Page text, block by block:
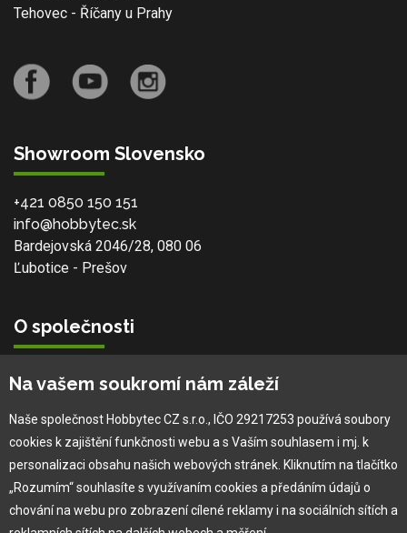
Tehovec - Říčany u Prahy
Showroom Slovensko
+421 0850 150 151
info@hobbytec.sk
Bardejovská 2046/28, 080 06
Ľubotice - Prešov
O společnosti
Vlastní výroba
Náš tým
O nás
Pro zákazníka
Obchodní podmínky
Na vašem soukromí nám záleží
Naše společnost Hobbytec CZ s.r.o., IČO 29217253 používá soubory
cookies k zajištění funkčnosti webu a s Vaším souhlasem i mj. k
personalizaci obsahu našich webových stránek. Kliknutím na tlačítko
„Rozumím“ souhlasíte s využívaním cookies a předáním údajů o
chování na webu pro zobrazení cílené reklamy i na sociálních sítích a